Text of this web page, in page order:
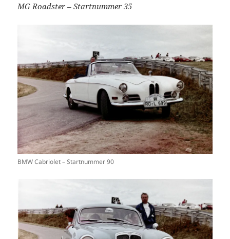
MG Roadster – Startnummer 35
BMW Cabriolet – Startnummer 90